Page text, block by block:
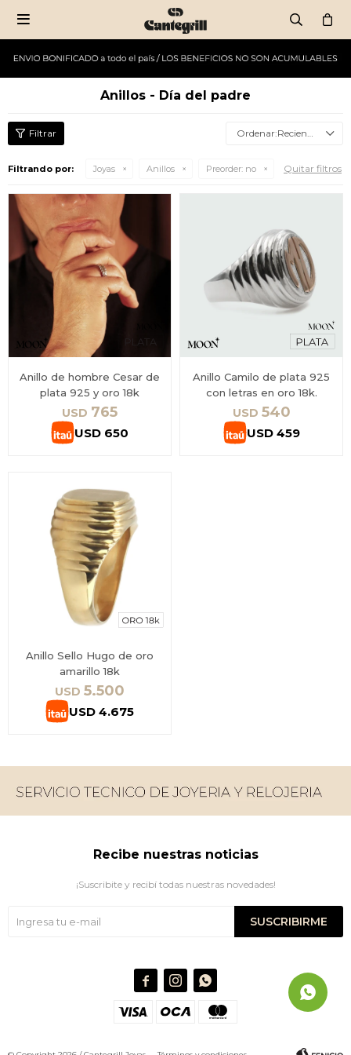

Anillos - Día del padre
Recientes
Filtrando por: Joyas Anillos Preorder: no Quitar filtros
Anillo de hombre Cesar de
plata 925 y oro 18k
USD 765
USD 650
Anillo Camilo de plata 925
con letras en oro 18k.
USD 540
USD 459
Anillo Sello Hugo de oro
amarillo 18k
USD 5.500
USD 4.675
Recibe nuestras noticias
¡Suscribite y recibí todas nuestras novedades!
SUSCRIBIRME
  